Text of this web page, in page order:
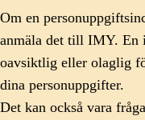
Om en
anmäla det till IMY. En
oavsiktlig eller olaglig
dina personuppgifter.
Det kan också vara